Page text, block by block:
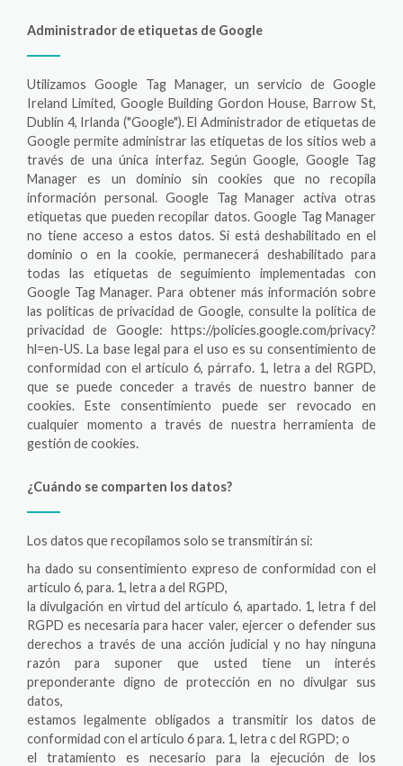
Administrador de etiquetas de Google
Utilizamos Google Tag Manager, un servicio de Google
Ireland Limited, Google Building Gordon House, Barrow St,
Dublín 4, Irlanda ("Google"). El Administrador de etiquetas de
Google permite administrar las etiquetas de los sitios web a
través de una única interfaz. Según Google, Google Tag
Manager es un dominio sin cookies que no recopila
información personal. Google Tag Manager activa otras
etiquetas que pueden recopilar datos. Google Tag Manager
no tiene acceso a estos datos. Si está deshabilitado en el
dominio o en la cookie, permanecerá deshabilitado para
todas las etiquetas de seguimiento implementadas con
Google Tag Manager. Para obtener más información sobre
las políticas de privacidad de Google, consulte la política de
privacidad de Google: https://policies.google.com/privacy?
hl=en-US. La base legal para el uso es su consentimiento de
conformidad con el artículo 6, párrafo. 1, letra a del RGPD,
que se puede conceder a través de nuestro banner de
cookies. Este consentimiento puede ser revocado en
cualquier momento a través de nuestra herramienta de
gestión de cookies.
¿Cuándo se comparten los datos?
Los datos que recopilamos solo se transmitirán si:
ha dado su consentimiento expreso de conformidad con el
artículo 6, para. 1, letra a del RGPD,
la divulgación en virtud del artículo 6, apartado. 1, letra f del
RGPD es necesaria para hacer valer, ejercer o defender sus
derechos a través de una acción judicial y no hay ninguna
razón para suponer que usted tiene un interés
preponderante digno de protección en no divulgar sus
datos,
estamos legalmente obligados a transmitir los datos de
conformidad con el artículo 6 para. 1, letra c del RGPD; o
el tratamiento es necesario para la ejecución de los